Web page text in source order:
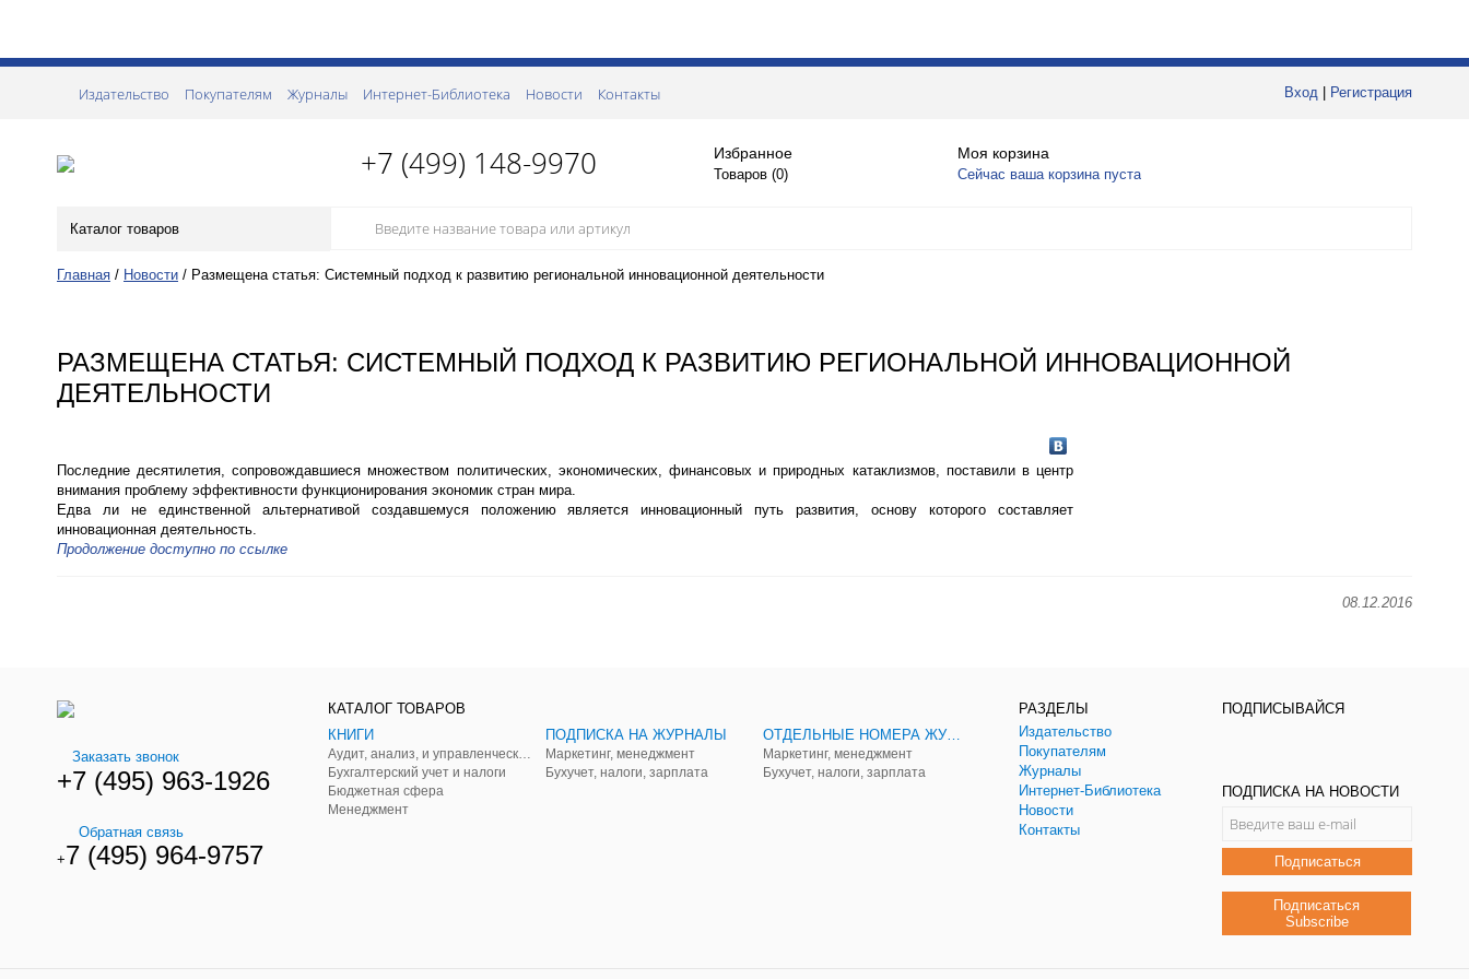
Вход Регистрация
Издательство Покупателям Журналы Интернет-Библиотека Новости Контакты
+7 (499) 148-9970 Избранное
Товаров (0)
Моя корзина
Сейчас ваша корзина пуста
Каталог товаров
Главная / Новости / Размещена статья: Системный подход к развитию региональной инновационной деятельности
РАЗМЕЩЕНА СТАТЬЯ: СИСТЕМНЫЙ ПОДХОД К РАЗВИТИЮ РЕГИОНАЛЬНОЙ ИННОВАЦИОННОЙ
ДЕЯТЕЛЬНОСТИ
Последние десятилетия, сопровождавшиеся множеством политических, экономических, финансовых и природных катаклизмов, поставили в центр
внимания проблему эффективности функционирования экономик стран мира.
Едва ли не единственной альтернативой создавшемуся положению является инновационный путь развития, основу которого составляет
инновационная деятельность.
Продолжение доступно по ссылке
08.12.2016
Заказать звонок
+7 (495) 963-1926
Обратная связь
+7 (495) 964-9757
КАТАЛОГ ТОВАРОВ
КНИГИ
Бухгалтерский учет и налоги
Бюджетная сфера
Менеджмент
ПОДПИСКА НА ЖУРНАЛЫ
Маркетинг, менеджмент
Бухучет, налоги, зарплата
ОТДЕЛЬНЫЕ НОМЕРА ЖУРНАЛОВ
Маркетинг, менеджмент
Бухучет, налоги, зарплата
РАЗДЕЛЫ
Издательство
Покупателям
Журналы
Интернет-Библиотека
Новости
Контакты
ПОДПИСЫВАЙСЯ
ПОДПИСКА НА НОВОСТИ
Подписаться
Подписаться
Subscribe